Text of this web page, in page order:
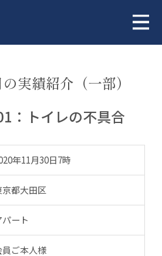
実績紹介（一部）
：トイレの不具合
年11月30日7時
京都大田区
パート
員ご本人様